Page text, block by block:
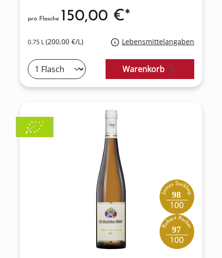
0.75 L(200,00 €/L) Lebensmittelangaben
pro Flasche 150,00 €*
Warenkorb
98
97